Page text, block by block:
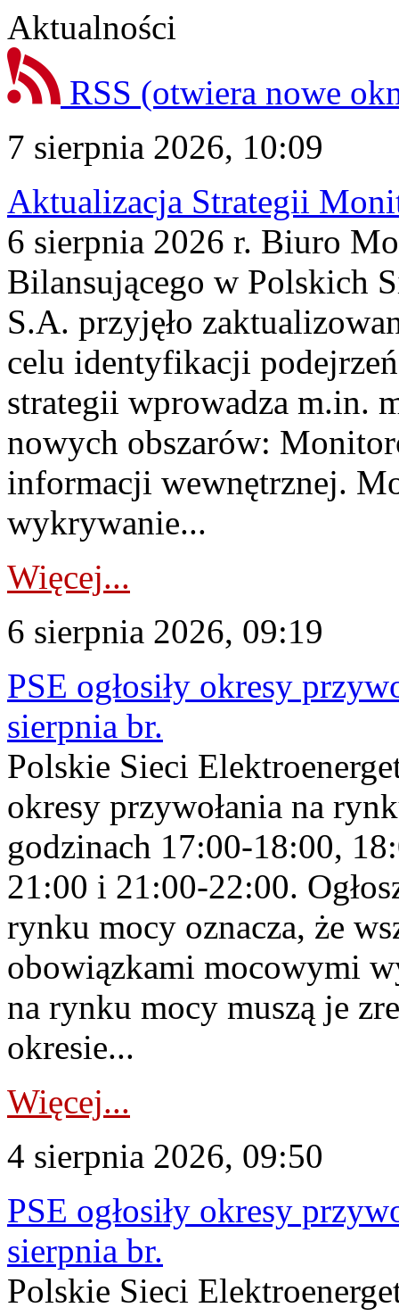
Aktualności
RSS (otwiera nowe
7 sierpnia 2026, 10:09
Aktualizacja Strategii
6 sierpnia 2026 r. Biuro
Bilansującego w Polskich
S.A. przyjęło
celu identyfikacji
strategii wprowadza m.in.
nowych obszarów:
informacji wewnętrznej.
wykrywanie...
Więcej...
6 sierpnia 2026, 09:19
PSE ogłosiły okresy
sierpnia br.
Polskie Sieci
okresy przywołania na
godzinach 17:00-18:00,
21:00 i 21:00-22:00.
rynku mocy oznacza, że
obowiązkami mocowymi
na rynku mocy muszą je
okresie...
Więcej...
4 sierpnia 2026, 09:50
PSE ogłosiły okresy
sierpnia br.
Polskie Sieci